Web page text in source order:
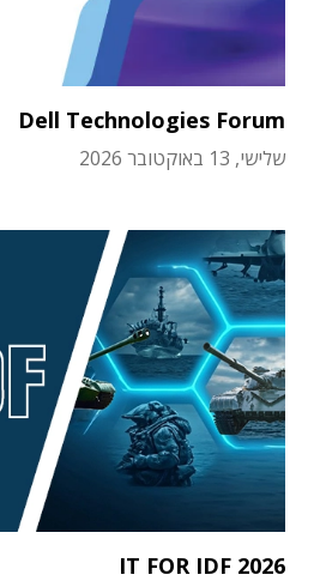
Dell Technologies Forum
שלישי, 13 באוקטובר 2026
IT FOR IDF 2026